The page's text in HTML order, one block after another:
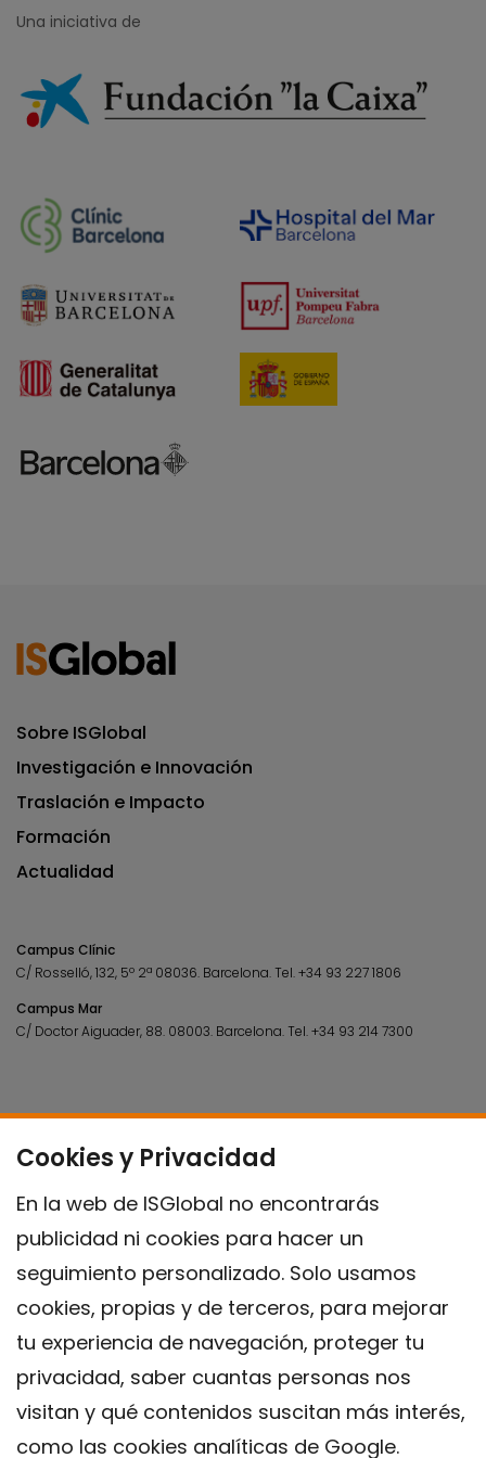
Cookies y Privacidad
En la web de ISGlobal no encontrarás
publicidad ni cookies para hacer un
seguimiento personalizado. Solo usamos
cookies, propias y de terceros, para mejorar
tu experiencia de navegación, proteger tu
privacidad, saber cuantas personas nos
visitan y qué contenidos suscitan más interés,
como las cookies analíticas de Google.
Una iniciativa de
Sobre ISGlobal
Investigación e Innovación
Traslación e Impacto
Formación
Actualidad
Campus Clínic
C/ Rosselló, 132, 5º 2ª 08036. Barcelona.Tel.+34 93 227 1806
Campus Mar
C/ Doctor Aiguader, 88. 08003. Barcelona.Tel.+34 93 214 7300